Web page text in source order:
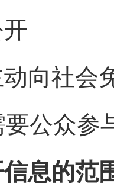
向社会
公众参
信息的范